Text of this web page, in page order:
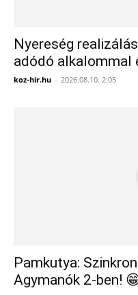
Nyereség
adódó alkalommal
koz-hir.hu - 2026.08.10. 2:05
Pamkutya:
Agymanók 2-ben!